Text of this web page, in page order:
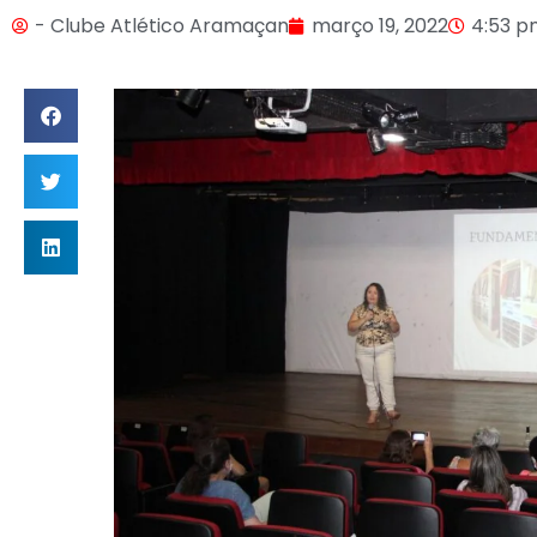
- Clube Atlético Aramaçan março 19, 2022 4:53